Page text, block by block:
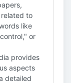
to
like
or
provides
aspects
detailed